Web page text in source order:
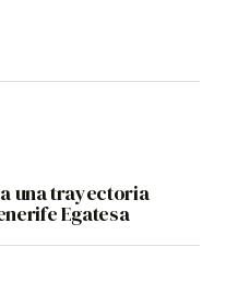
una trayectoria
Egatesa